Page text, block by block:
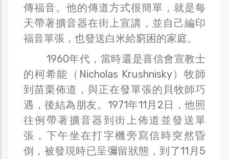
傳福音。他的傳道方式很簡單，就是每
天帶著擴音器在街上宣講，並自己編印
福音單張，也發送白米給窮困的家庭。
1960年代，當時還是喜信會宣教士
的柯希能（Nicholas Krushnisky）牧師
到苗栗佈道，與正在發單張的貝牧師巧
遇，後結為朋友。1971年11月2日，他照
往例帶著擴音器到街上佈道並發送單
張，下午坐在打字機旁寫信時突然昏
倒，被發現時已呈彌留狀態，到了11月5